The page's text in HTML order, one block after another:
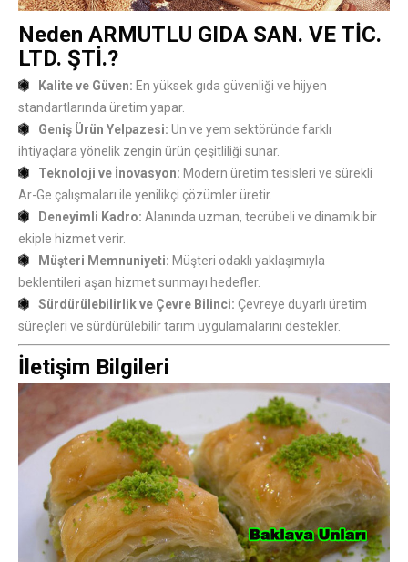
Neden ARMUTLU GIDA SAN. VE TİC.
LTD. ŞTİ.?
Kalite ve Güven: En yüksek gıda güvenliği ve hijyen
standartlarında üretim yapar.
Geniş Ürün Yelpazesi: Un ve yem sektöründe farklı
ihtiyaçlara yönelik zengin ürün çeşitliliği sunar.
Teknoloji ve İnovasyon: Modern üretim tesisleri ve sürekli
Ar-Ge çalışmaları ile yenilikçi çözümler üretir.
Deneyimli Kadro: Alanında uzman, tecrübeli ve dinamik bir
ekiple hizmet verir.
Müşteri Memnuniyeti: Müşteri odaklı yaklaşımıyla
beklentileri aşan hizmet sunmayı hedefler.
Sürdürülebilirlik ve Çevre Bilinci: Çevreye duyarlı üretim
süreçleri ve sürdürülebilir tarım uygulamalarını destekler.
İletişim Bilgileri